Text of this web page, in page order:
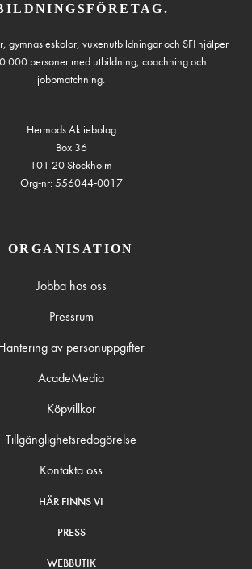
gymnasieskolor, vuxenutbildningar och SFI hjälper
000 personer med utbildning, coachning och
jobbmatchning.
Hermods Aktiebolag
Box 36
101 20 Stockholm
Org-nr: 556044-0017
ORGANISATION
Jobba hos oss
Pressrum
av personuppgifter
AcadeMedia
Köpvillkor
Tillgänglighetsredogörelse
Kontakta oss
HÄR FINNS VI
PRESS
WEBBUTIK